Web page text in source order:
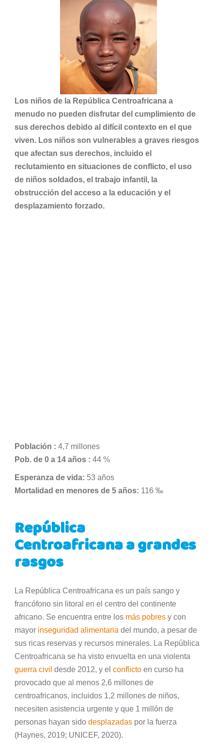
Los niños de la República Centroafricana a
menudo no pueden disfrutar del cumplimiento de
sus derechos debido al difícil contexto en el que
viven. Los niños son vulnerables a graves riesgos
que afectan sus derechos, incluido el
reclutamiento en situaciones de conflicto, el uso
de niños soldados, el trabajo infantil, la
obstrucción del acceso a la educación y el
desplazamiento forzado.
Población : 4,7 millones
Pob. de 0 a 14 años : 44 %
Esperanza de vida: 53 años
Mortalidad en menores de 5 años: 116 ‰
República
Centroafricanaa grandes
rasgos
La República Centroafricana es un país sango y
francófono sin litoral en el centro del continente
africano. Se encuentra entre los más pobres y con
mayor inseguridad alimentaria del mundo, a pesar de
sus ricas reservas y recursos minerales. La República
Centroafricana se ha visto envuelta en una violenta
guerra civil desde 2012, y el conflicto en curso ha
provocado que al menos 2,6 millones de
centroafricanos, incluidos 1,2 millones de niños,
necesiten asistencia urgente y que 1 millón de
personas hayan sido desplazadas por la fuerza
(Haynes, 2019; UNICEF, 2020).